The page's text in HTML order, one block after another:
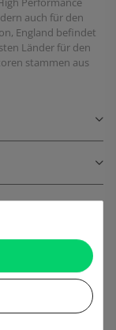
auch für den
England befindet
Länder für den
stammen aus